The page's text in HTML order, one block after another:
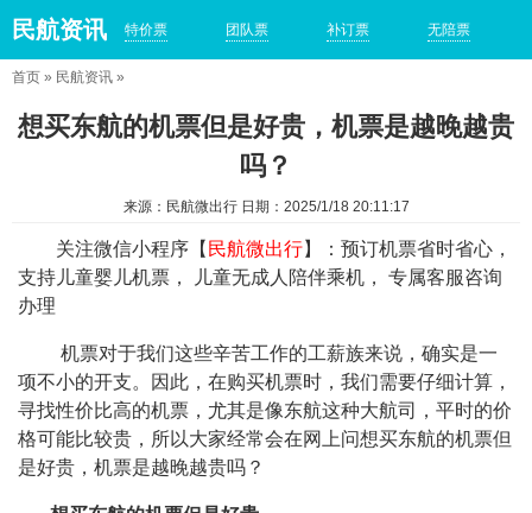
民航资讯 特价票 团队票 补订票 无陪票
首页 » 民航资讯 »
想买东航的机票但是好贵，机票是越晚越贵
吗？
来源：民航微出行 日期：2025/1/18 20:11:17
关注微信小程序【 民航微出行】：预订机票省时省心，
支持儿童婴儿机票， 儿童无成人陪伴乘机， 专属客服咨询
办理
机票对于我们这些辛苦工作的工薪族来说，确实是一
项不小的开支。因此，在购买机票时，我们需要仔细计算，
寻找性价比高的机票，尤其是像东航这种大航司，平时的价
格可能比较贵，所以大家经常会在网上问想买东航的机票但
是好贵，机票是越晚越贵吗？